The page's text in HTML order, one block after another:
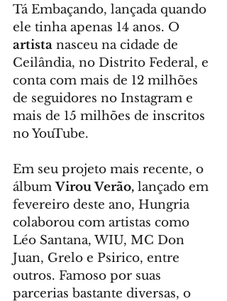
Tá Embaçando, lançada quando
ele tinha apenas 14 anos. O
artista nasceu na cidade de
Ceilândia, no Distrito Federal, e
conta com mais de 12 milhões
de seguidores no Instagram e
mais de 15 milhões de inscritos
no YouTube.
Em seu projeto mais recente, o
álbum Virou Verão, lançado em
fevereiro deste ano, Hungria
colaborou com artistas como
Léo Santana, WIU, MC Don
Juan, Grelo e Psirico, entre
outros. Famoso por suas
parcerias bastante diversas, o